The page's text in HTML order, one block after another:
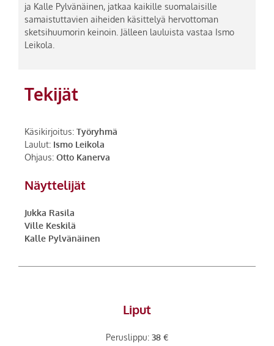
ja Kalle Pylvänäinen, jatkaa kaikille suomalaisille
samaistuttavien aiheiden käsittelyä hervottoman
sketsihuumorin keinoin. Jälleen lauluista vastaa Ismo
Leikola.
Tekijät
Käsikirjoitus: Työryhmä
Laulut: Ismo Leikola
Ohjaus: Otto Kanerva
Näyttelijät
Jukka Rasila
Ville Keskilä
Kalle Pylvänäinen
Liput
Peruslippu: 38 €